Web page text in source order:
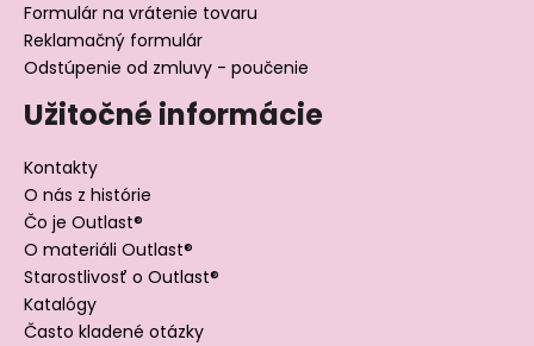
Formulár na vrátenie tovaru
Reklamačný formulár
Odstúpenie od zmluvy - poučenie
Užitočné informácie
Kontakty
O nás z histórie
Čo je Outlast®
O materiáli Outlast®
Starostlivosť o Outlast®
Katalógy
Často kladené otázky